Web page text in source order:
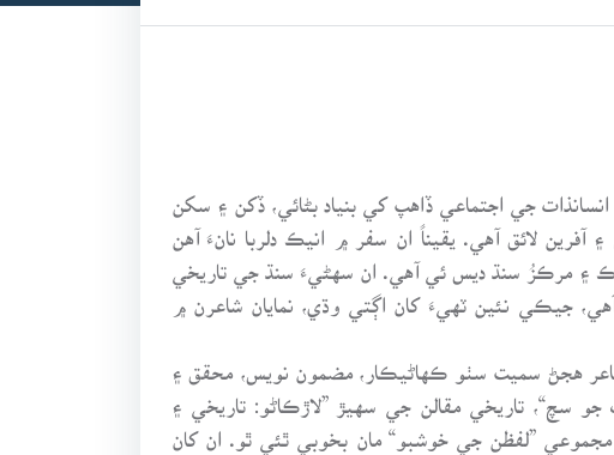
جي اجتماعي ڏاهپ کي بنياد بڻائي، ڏکن ۽ سکن
لائق آهي. يقيناً ان سفر ۾ انيڪ دلربا نانءَ آهن
۽ مرڪزُ سنڌ ديس ئي آهي. ان سهڻيءَ سنڌ جي تاريخي
جيڪي نئين ٽهيءَ کان اڳتي وڌي، نمايان شاعرن ۾
هجڻ سميت سٺو ڪهاڻيڪار، مضمون نويس، محقق ۽
تاريخي مقالن جي سهيڙ ”لاڙڪاڻو: تاريخي ۽
”لفظن جي خوشبو“ مان بخوبي ٿئي ٿو. ان کان